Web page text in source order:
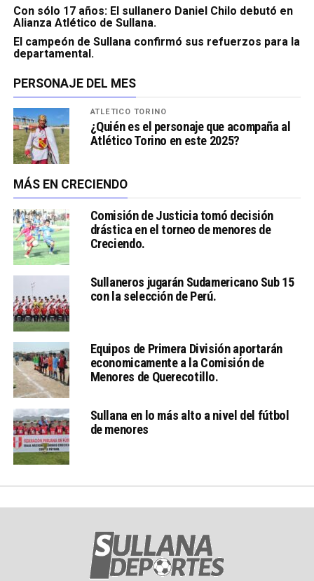
Con sólo 17 años: El sullanero Daniel Chilo debutó en
Alianza Atlético de Sullana.
El campeón de Sullana confirmó sus refuerzos para la
departamental.
PERSONAJE DEL MES
ATLÉTICO TORINO
¿Quién es el personaje que acompaña al
Atlético Torino en este 2025?
MÁS EN CRECIENDO
Comisión de Justicia tomó decisión
drástica en el torneo de menores de
Creciendo.
Sullaneros jugarán Sudamericano Sub 15
con la selección de Perú.
Equipos de Primera División aportarán
economicamente a la Comisión de
Menores de Querecotillo.
Sullana en lo más alto a nivel del fútbol
de menores